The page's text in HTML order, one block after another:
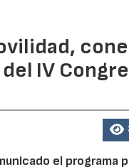
IV
el programa